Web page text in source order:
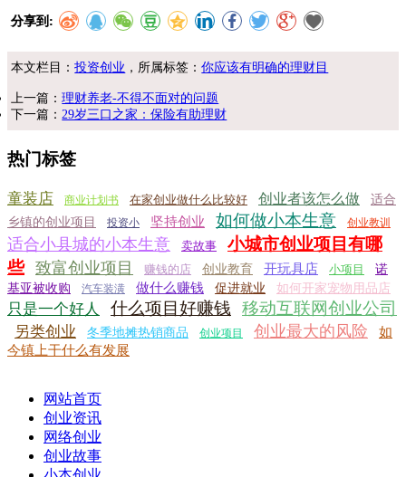
分享到:
本文栏目：投资创业 ，所属标签：你应该有明确的理财目
上一篇：理财养老-不得不面对的问题
下一篇： 29岁三口之家：保险有助理财
热门标签
童装店 商业计划书 在家创业做什么比较好 创业者该怎么做
适合
乡镇的创业项目
投资小 坚持创业 如何做小本生意 创业教训
适合小县城的小本生意 卖故事
小城市创业项目有哪
些 致富创业项目 赚钱的店 创业教育 开玩具店 小项目
诺
基亚被收购
汽车装潢 做什么赚钱 促进就业 如何开家宠物用品店
只是一个好人 什么项目好赚钱 移动互联网创业公司
另类创业 冬季地摊热销商品 创业项目 创业最大的风险
如
今镇上干什么有发展
网站首页
创业资讯
网络创业
创业故事